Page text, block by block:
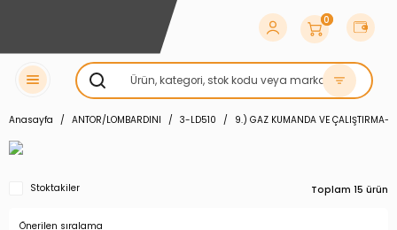
0
Anasayfa ANTOR/LOMBARDINI 3-LD510 9.) GAZ KUMANDA VE ÇALIŞTIRMA-
Stoktakiler Toplam 15 ürün